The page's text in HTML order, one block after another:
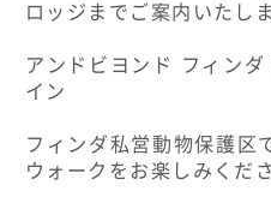
ロッジまでご案内いたし
アンドビヨンド フィン
イン
フィンダ私営動物保護区
ウォークをお楽しみくだ